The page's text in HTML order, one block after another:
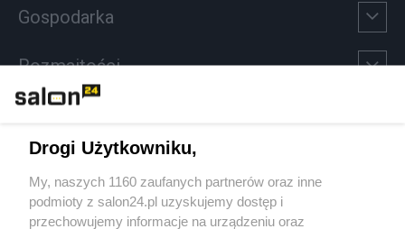
Gospodarka
Rozmaitości
Sport
Społeczeństwo
Drogi Użytkowniku,
My, naszych 1160 zaufanych partnerów oraz inne
podmioty z salon24.pl uzyskujemy dostęp i
przechowujemy informacje na urządzeniu oraz